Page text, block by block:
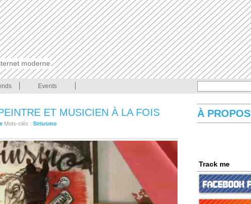
moderne
Events
ET MUSICIEN À LA FOIS
Mots-clés : Siriusmo
À PROPOS
Track me